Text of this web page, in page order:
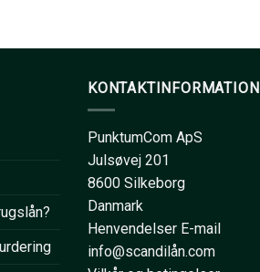
KONTAKTINFORMATION
PunktumCom ApS
Julsøvej 201
8600 Silkeborg
Danmark
Henvendelser E-mail
info@scandilån.com